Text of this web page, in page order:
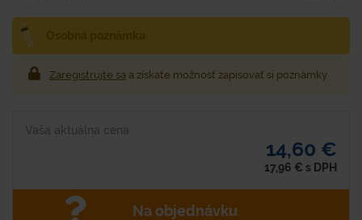
Zaregistrujte sa a získate možnosť zapisovať si poznámky
Vaša aktuálna cena
14,60 €
17,96 € s DPH
Na objednávku